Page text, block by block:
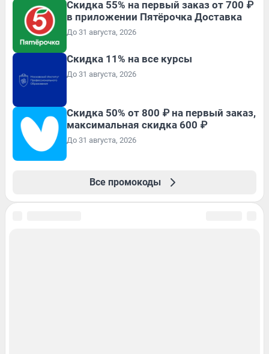
Скидка 55% на первый заказ от 700 ₽
в приложении Пятёрочка Доставка
До 31 августа, 2026
Скидка 11% на все курсы
До 31 августа, 2026
Скидка 50% от 800 ₽ на первый заказ,
максимальная скидка 600 ₽
До 31 августа, 2026
Все промокоды